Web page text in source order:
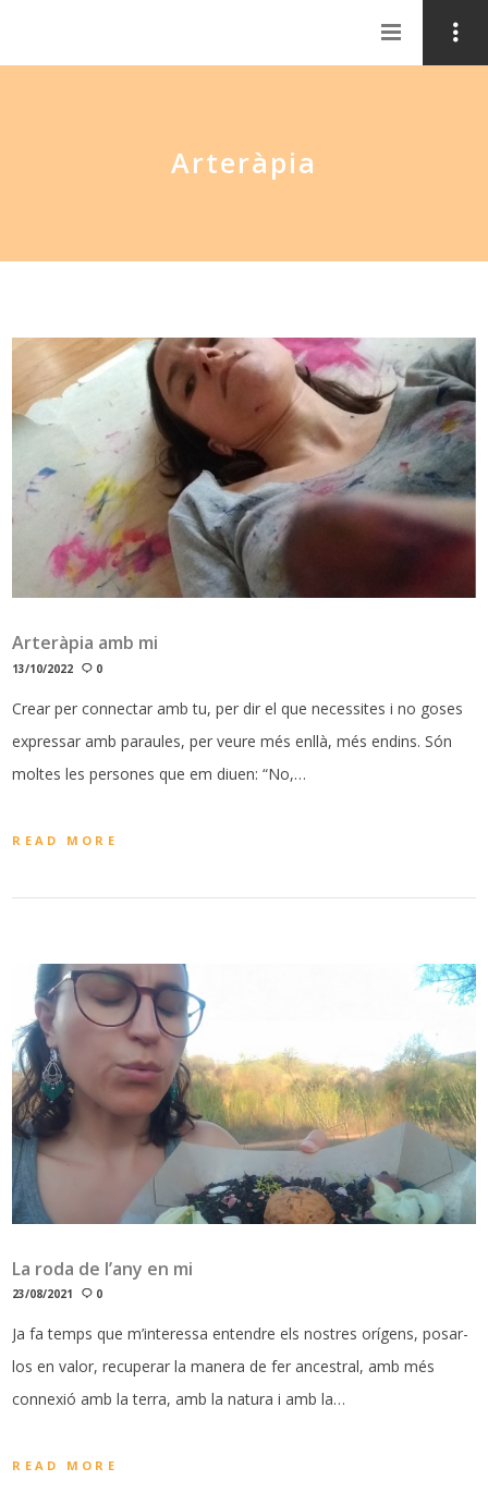
Arteràpia
Arteràpia amb mi
13/10/2022 0
Crear per connectar amb tu, per dir el que necessites i no goses
expressar amb paraules, per veure més enllà, més endins. Són
moltes les persones que em diuen: “No,…
READ MORE
La roda de l’any en mi
23/08/2021 0
Ja fa temps que m’interessa entendre els nostres orígens, posar-
los en valor, recuperar la manera de fer ancestral, amb més
connexió amb la terra, amb la natura i amb la…
READ MORE